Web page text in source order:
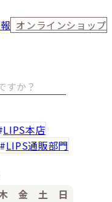
オンラインショップ
LIPS本店
LIPS通販部門
金 土
日